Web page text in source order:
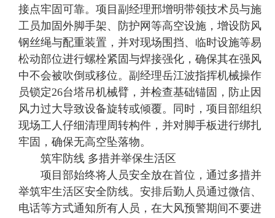
接点牢固可靠。项目副经理邢增明带领技术员与施
工员加固外脚手架、防护网等高空设施，增设防风
钢丝绳与配重装置，并对现场围挡、临时设施等易
松动部位进行螺栓紧固与焊接强化，确保其在强风
中不会被吹倒或移位。副经理岳江波指挥机械操作
员锁定26台塔吊机械臂，并检查基础锚固，防止因
风力过大导致设备旋转或倾覆。同时，项目部组织
现场工人仔细清理周转构件，并对脚手板进行绑扎
牢固，确保无高空坠落物。
筑牢防线 多措并举保生活区
项目部始终将人员安全放在首位，通过多措并
举筑牢生活区安全防线。安排后勤人员通过微信、
电话等方式通知所有人员，在大风预警期间不要进